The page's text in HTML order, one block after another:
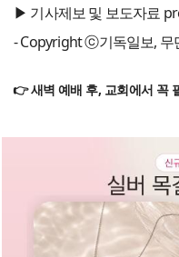
▶ 기사제보 및 보도자료
- Copyright ⓒ기독일보, 무
👉 새벽 예배 후, 교회에서 꼭